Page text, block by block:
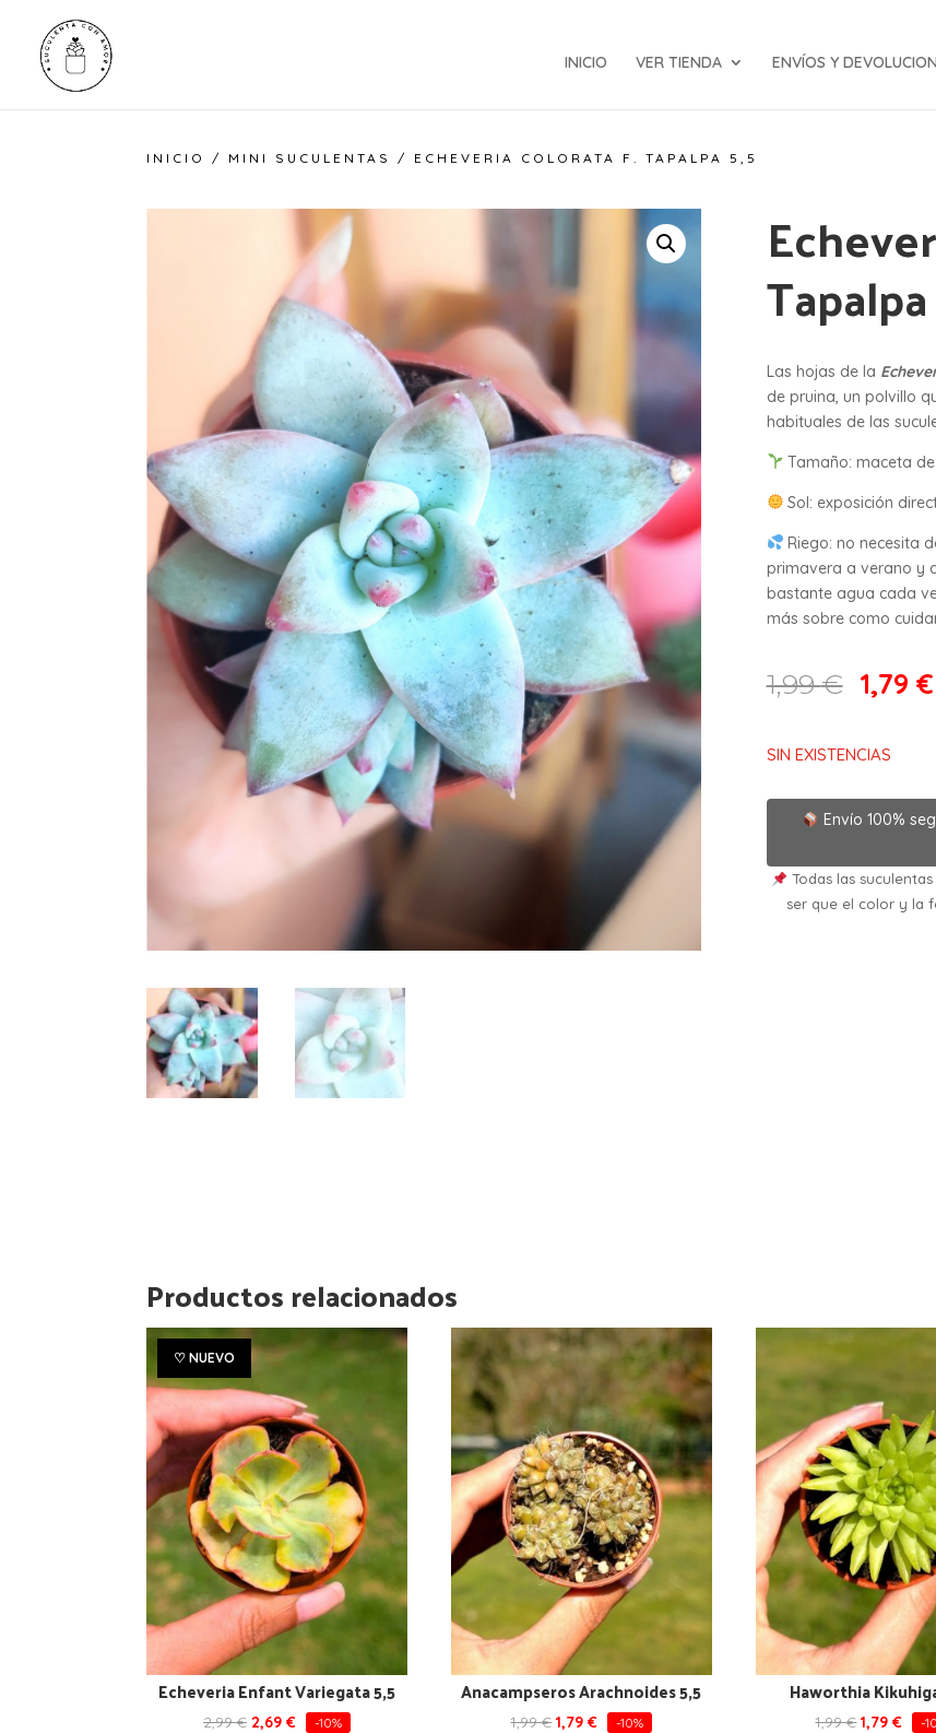
INICIO VER TIENDA ENVÍOS Y
INICIO / MINI SUCULENTAS / ECHEVERIA COLORATA F. TAPALPA 5,5
Las hojas de la
de pruina, un polvillo
habituales de las
Tamaño: maceta de
Sol: exposición
Riego: no necesita
primavera a verano y
bastante agua cada
más sobre como
1,99€ 1,79 €
SIN EXISTENCIAS
Envío 100%
Todas las
ser que el color y la
Productos relacionados
♡ NUEVO
Echeveria Enfant Variegata 5,5
2,99€ 2,69 € -10%
Anacampseros Arachnoides 5,5
1,99€ 1,79€ -10%
Haworthia
1,99€ 1,79€ -